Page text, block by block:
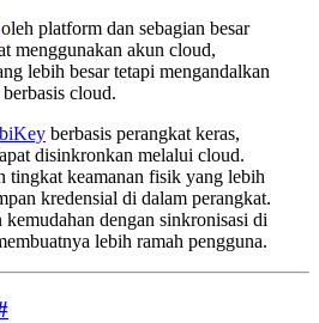
oleh platform dan sebagian besar
menggunakan akun cloud,
lebih besar tetapi mengandalkan
cloud.
berbasis perangkat keras,
disinkronkan melalui cloud.
tingkat keamanan fisik yang lebih
kredensial di dalam perangkat.
kemudahan dengan sinkronisasi di
lebih ramah pengguna.